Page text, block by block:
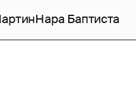
Нара Баптиста